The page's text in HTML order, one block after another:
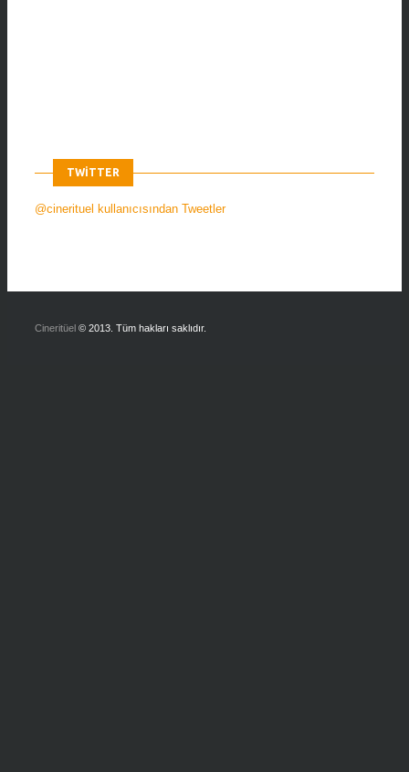
TWITTER
@cinerituel kullanıcısından Tweetler
Cineritüel © 2013. Tüm hakları saklıdır.